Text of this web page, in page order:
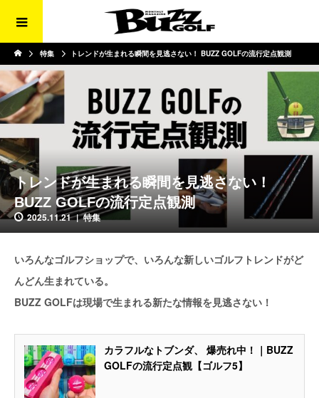
特集 トレンドが生まれる瞬間を見逃さない！ BUZZ GOLFの流行定点観測
トレンドが生まれる瞬間を見逃さない！
BUZZ GOLFの流行定点観測
2025.11.21 特集
いろんなゴルフショップで、いろんな新しいゴルフトレンドがど
んどん生まれている。
BUZZ GOLFは現場で生まれる新たな情報を見逃さない！
カラフルなトブンダ、 爆売れ中！｜BUZZ
GOLFの流行定点観【ゴルフ5】